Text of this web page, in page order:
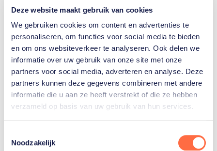
Deze website maakt gebruik van cookies
We gebruiken cookies om content en advertenties te
personaliseren, om functies voor social media te bieden
en om ons websiteverkeer te analyseren. Ook delen we
informatie over uw gebruik van onze site met onze
partners voor social media, adverteren en analyse. Deze
partners kunnen deze gegevens combineren met andere
informatie die u aan ze heeft verstrekt of die ze hebben
verzameld op basis van uw gebruik van hun services.
Noodzakelijk
quotum is vastgesteld op 3.046 sporters, bestaande
uit 1.525 vrouwelijke en 1.521 mannelijke sporters.
Deze wijzigingen weerspiegelen de inzet van het IOC
om gendergelijkheid te waarborgen en ervoor te
zorgen dat het olympische programma blijft
evolueren en relevant blijft voor toekomstige
generaties sporters en fans, terwijl de kosten en